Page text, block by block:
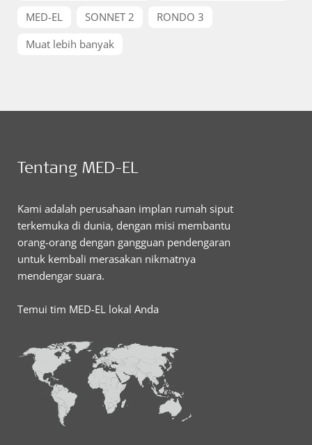
MED-EL
SONNET 2
RONDO 3
Muat lebih banyak
Tentang MED-EL
Kami adalah perusahaan implan rumah siput
terkemuka di dunia, dengan misi membantu
orang-orang dengan gangguan pendengaran
untuk kembali merasakan nikmatnya
mendengar suara.
Temui tim MED-EL lokal Anda